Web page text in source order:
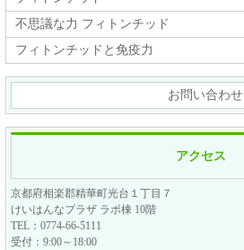
不思議な力 フィトンチッド
フィトンチッドと免疫力
お問い合わせ
アクセス
京都府相楽郡精華町光台１丁目７
けいはんなプラザ ラボ棟 10階
TEL：0774-66-5111
受付：9:00～18:00